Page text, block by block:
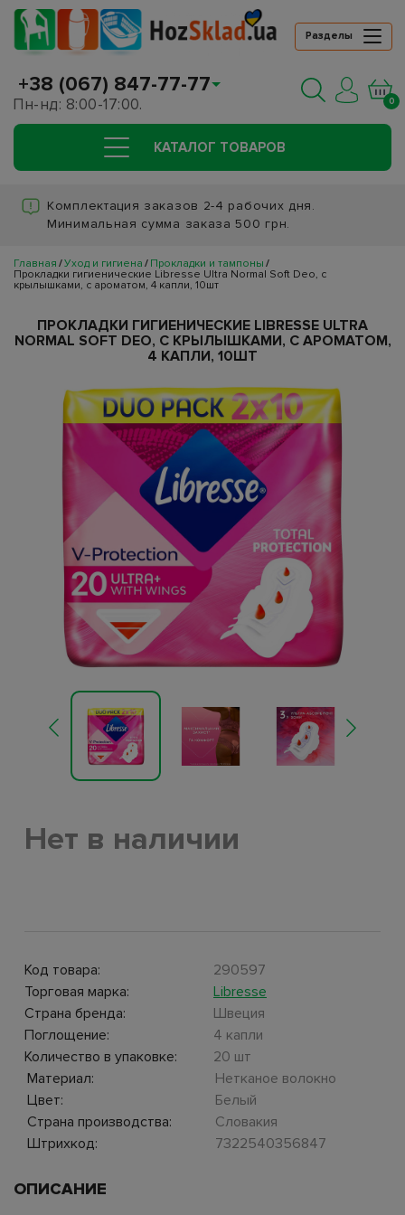
Разделы
+38 (067) 847-77-77
Пн-нд: 8:00-17:00. 0
КАТАЛОГ ТОВАРОВ
Комплектация заказов 2-4 рабочих дня.
Минимальная сумма заказа 500 грн.
Главная Уход и гигиена
Прокладки и тампоны
Прокладки гигиенические Libresse Ultra Normal Soft Deo, с
крылышками, с ароматом, 4 капли, 10шт
ПРОКЛАДКИ ГИГИЕНИЧЕСКИЕ LIBRESSE ULTRA
NORMAL SOFT DEO, С КРЫЛЫШКАМИ, С АРОМАТОМ,
4 КАПЛИ, 10ШТ
Нет в наличии
Код товара:
290597
Торговая марка:
Libresse
Страна бренда:
Швеция
Поглощение:
4 капли
Количество в упаковке:
20 шт
Материал:
Нетканое волокно
Цвет:
Белый
Страна производства:
Словакия
Штрихкод:
7322540356847
ОПИСАНИЕ